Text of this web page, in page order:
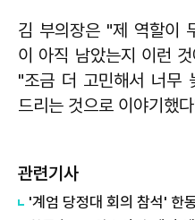
김 부의장은 "제 역할이
이 아직 남았는지 이런
"조금 더 고민해서 너무
드리는 것으로 이야기했
관련기사